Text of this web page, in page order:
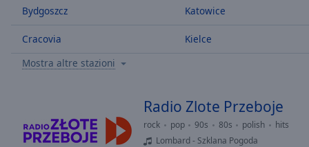
Seek to
live,
behind
Remaining
Playback
Bydgoszcz
Cracovia
Katowice
Kielce
Mostra altre stazioni
Radio Zlote Przeboje
rock pop 90s 80s polish
hits
Lombard - Szklana Pogoda